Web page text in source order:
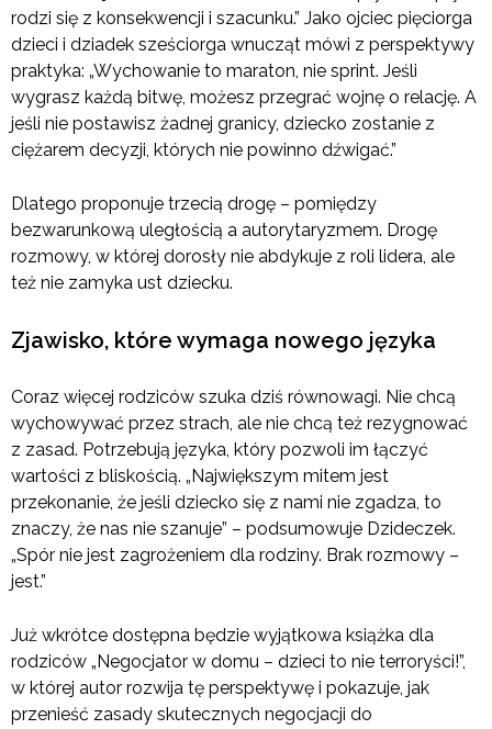
rodzi się z konsekwencji i szacunku.” Jako ojciec pięciorga
dzieci i dziadek sześciorga wnucząt mówi z perspektywy
praktyka: „Wychowanie to maraton, nie sprint. Jeśli
wygrasz każdą bitwę, możesz przegrać wojnę o relację. A
jeśli nie postawisz żadnej granicy, dziecko zostanie z
ciężarem decyzji, których nie powinno dźwigać.”
Dlatego proponuje trzecią drogę – pomiędzy
bezwarunkową uległością a autorytaryzmem. Drogę
rozmowy, w której dorosły nie abdykuje z roli lidera, ale
też nie zamyka ust dziecku.
Zjawisko, które wymaga nowego języka
Coraz więcej rodziców szuka dziś równowagi. Nie chcą
wychowywać przez strach, ale nie chcą też rezygnować
z zasad. Potrzebują języka, który pozwoli im łączyć
wartości z bliskością. „Największym mitem jest
przekonanie, że jeśli dziecko się z nami nie zgadza, to
znaczy, że nas nie szanuje” – podsumowuje Dzideczek.
„Spór nie jest zagrożeniem dla rodziny. Brak rozmowy –
jest.”
Już wkrótce dostępna będzie wyjątkowa książka dla
rodziców „Negocjator w domu – dzieci to nie terroryści!”,
w której autor rozwija tę perspektywę i pokazuje, jak
przenieść zasady skutecznych negocjacji do